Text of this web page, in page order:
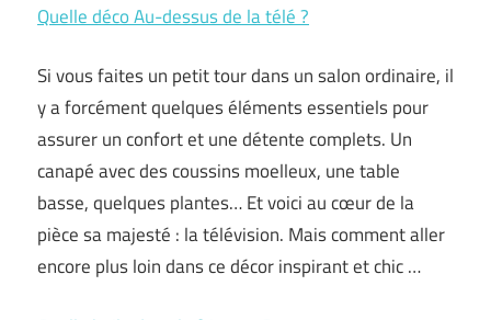
Quelle déco Au-dessus de la télé ?
Si vous faites un petit tour dans un salon ordinaire, il
y a forcément quelques éléments essentiels pour
assurer un confort et une détente complets. Un
canapé avec des coussins moelleux, une table
basse, quelques plantes… Et voici au cœur de la
pièce sa majesté : la télévision. Mais comment aller
encore plus loin dans ce décor inspirant et chic …